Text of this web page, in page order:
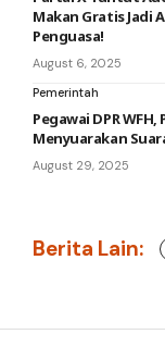
Makan Gratis Jadi
Penguasa!
August 6, 2025
Pemerintah
Pegawai DPR
Menyuarakan
August 29, 2025
Berita Lain: